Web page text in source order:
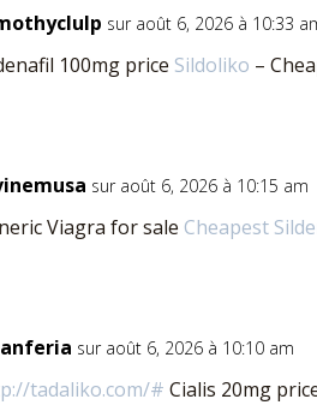
sur août 6, 2026 à 10:33
100mg price Sildoliko –
sur août 6, 2026 à 10:15 am
Viagra for sale Cheapest
sur août 6, 2026 à 10:10 am
tadaliko.com/# Cialis 20mg